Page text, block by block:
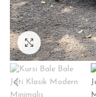
Click to enlarge